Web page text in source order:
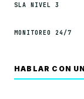
SLA NIVEL 3
MONITOREO 24/7
HABLAR CON